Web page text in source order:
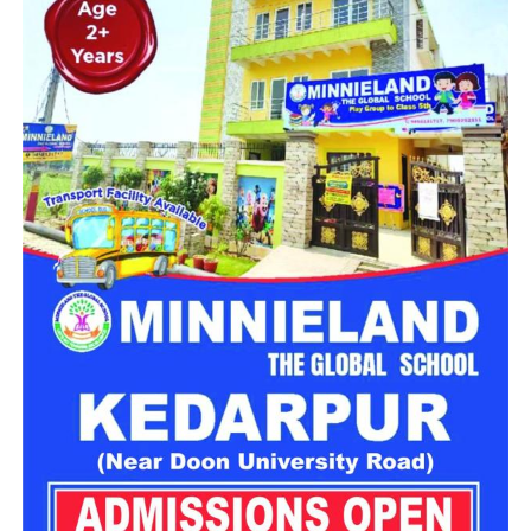
वाले पैदल मार्ग पर चेकिंग और घेराबंदी की। इस दौरान एक व्यक्ति को
संदिग्ध परिस्थितियों में पकड़ा गया।
शराब तस्कर समेत 4 पर कार्रवाई
पूछताछ और तलाशी के दौरान उसके पास से 25 लीटर अवैध कच्ची शराब
बरामद हुई। आरोपी की पहचान 75 वर्षीय सुरेंद्र सिंह, निवासी ग्राम
भृगुधारा, थाना बदरीनाथ के रूप में हुई है।
पुलिस ने बरामद शराब को कब्जे में लेकर आरोपी के खिलाफ थाना बदरीनाथ
में मुकदमा संख्या 10/2026, धारा 60 आबकारी अधिनियम के तहत मामला
दर्ज किया है। मामले में आगे की कानूनी कार्रवाई की जा रही है।
मंदिर परिसर के पास तीन युवकों पर कार्रवाई
इसी अभियान के तहत पुलिस को मंदिर परिसर के नजदीक सार्वजनिक
स्थान पर तीन युवक कथित तौर पर असभ्य और अशोभनीय व्यवहार करते
हुए मिले। पुलिस के अनुसार, तीनों युवक पंजाब के रहने वाले हैं।